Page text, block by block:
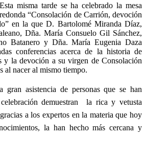
Esta misma tarde se ha celebrado la mesa
redonda “Consolación de Carrión, devoción
en la que D. Bartolomé Miranda Díaz,
Dña. María Consuelo Gil Sánchez,
Batanero y Dña. María Eugenia Daza
conferencias acerca de la historia de
y la devoción a su virgen de Consolación
al nacer al mismo tiempo.
gran asistencia de personas que se han
demuestran la rica y vetusta
a los expertos en la materia que hoy
la han hecho más cercana y